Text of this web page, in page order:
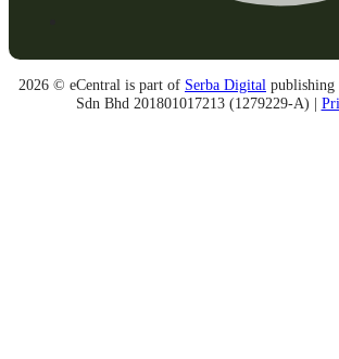
2026 © eCentral is part of Serba Digital
Sdn Bhd 201801017213 (1279229-A) |